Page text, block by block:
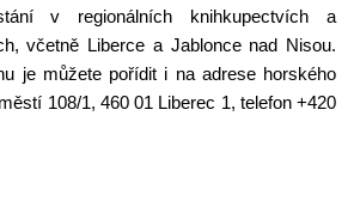
v regionálních knihkupectvích a
včetně Liberce a Jablonce nad Nisou.
je můžete pořídit i na adrese horského
108/1, 460 01 Liberec 1, telefon +420